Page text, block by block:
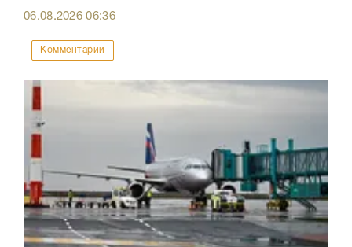
06.08.202606:36
Комментарии